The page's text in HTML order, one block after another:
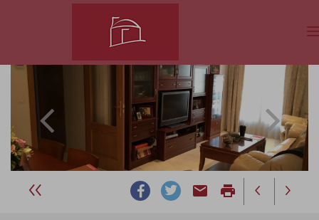
email print